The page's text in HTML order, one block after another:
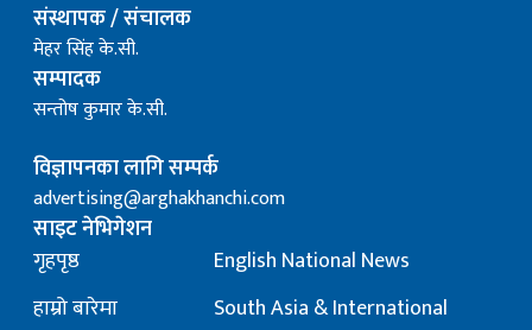
संस्थापक / संचालक
मेहर सिंह के.सी.
सम्पादक
सन्तोष कुमार के.सी.
विज्ञापनका लागि सम्पर्क
advertising@arghakhanchi.com
साइट नेभिगेशन
गृहपृष्ठ
हाम्रो बारेमा
English National News
South Asia & International